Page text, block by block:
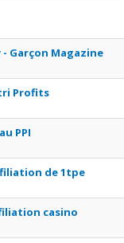
Garçon Magazine
Profits
PPI
de 1tpe
casino